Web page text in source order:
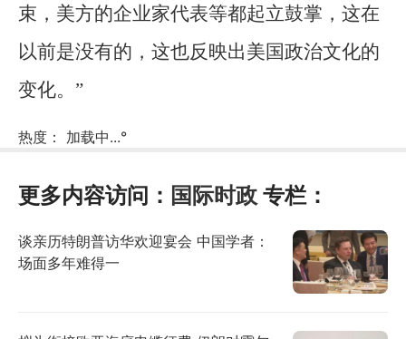
束，美方的企业家代表等都起立鼓掌，这在
以前是没有的，这也反映出美国政治文化的
变化。”
热度： 加载中...°
更多内容访问： 国际时政 专栏：
谈亲历特朗普访华欢迎宴会 中国学者：
场面多年难得一